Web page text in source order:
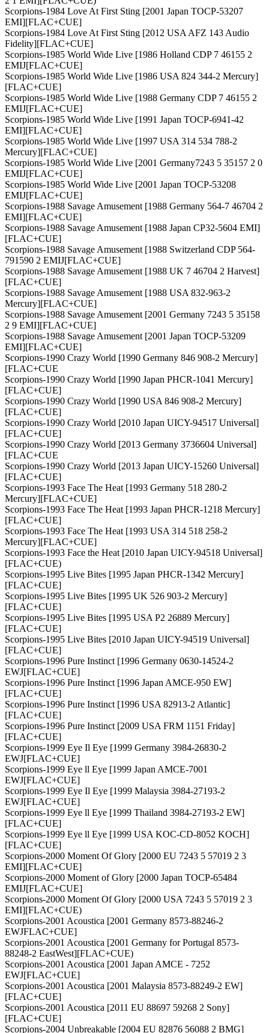
Scorpions-1984 Love At First Sting [2001 Japan TOCP-53207
EMI][FLAC+CUE]
Scorpions-1984 Love At First Sting [2012 USA AFZ 143 Audio
Fidelity][FLAC+CUE]
Scorpions-1985 World Wide Live [1986 Holland CDP 7 46155 2
EMIJ[FLAC+CUE]
Scorpions-1985 World Wide Live [1986 USA 824 344-2 Mercury]
[FLAC+CUE]
Scorpions-1985 World Wide Live [1988 Germany CDP 7 46155 2
EMIJ[FLAC+CUE]
Scorpions-1985 World Wide Live [1991 Japan TOCP-6941-42
EMI][FLAC+CUE]
Scorpions-1985 World Wide Live [1997 USA 314 534 788-2
Mercury][FLAC+CUE]
Scorpions-1985 World Wide Live [2001 Germany7243 5 35157 2 0
EMIJ[FLAC+CUE]
Scorpions-1985 World Wide Live [2001 Japan TOCP-53208
EMIJ[FLAC+CUE]
Scorpions-1988 Savage Amusement [1988 Germany 564-7 46704 2
EMI][FLAC+CUE]
Scorpions-1988 Savage Amusement [1988 Japan CP32-5604 EMI]
[FLAC+CUE]
Scorpions-1988 Savage Amusement [1988 Switzerland CDP 564-
791590 2 EMIJ[FLAC+CUE]
Scorpions-1988 Savage Amusement [1988 UK 7 46704 2 Harvest]
[FLAC+CUE]
Scorpions-1988 Savage Amusement [1988 USA 832-963-2
Mercury][FLAC+CUE]
Scorpions-1988 Savage Amusement [2001 Germany 7243 5 35158
2 9 EMI][FLAC+CUE]
Scorpions-1988 Savage Amusement [2001 Japan TOCP-53209
EMI][FLAC+CUE]
Scorpions-1990 Crazy World [1990 Germany 846 908-2 Mercury]
[FLAC+CUE
Scorpions-1990 Crazy World [1990 Japan PHCR-1041 Mercury]
[FLAC+CUE]
Scorpions-1990 Crazy World [1990 USA 846 908-2 Mercury]
[FLAC+CUE]
Scorpions-1990 Crazy World [2010 Japan UICY-94517 Universal]
[FLAC+CUE]
Scorpions-1990 Crazy World [2013 Germany 3736604 Universal]
[FLAC+CUE
Scorpions-1990 Crazy World [2013 Japan UICY-15260 Universal]
[FLAC+CUE]
Scorpions-1993 Face The Heat [1993 Germany 518 280-2
Mercury][FLAC+CUE]
Scorpions-1993 Face The Heat [1993 Japan PHCR-1218 Mercury]
[FLAC+CUE]
Scorpions-1993 Face The Heat [1993 USA 314 518 258-2
Mercury][FLAC+CUE]
Scorpions-1993 Face the Heat [2010 Japan UICY-94518 Universal]
[FLAC+CUE)
Scorpions-1995 Live Bites [1995 Japan PHCR-1342 Mercury]
[FLAC+CUE]
Scorpions-1995 Live Bites [1995 UK 526 903-2 Mercury]
[FLAC+CUE]
Scorpions-1995 Live Bites [1995 USA P2 26889 Mercury]
[FLAC+CUE]
Scorpions-1995 Live Bites [2010 Japan UICY-94519 Universal]
[FLAC+CUE]
Scorpions-1996 Pure Instinct [1996 Germany 0630-14524-2
EWJ[FLAC+CUE]
Scorpions-1996 Pure Instinct [1996 Japan AMCE-950 EW]
[FLAC+CUE]
Scorpions-1996 Pure Instinct [1996 USA 82913-2 Atlantic]
[FLAC+CUE]
Scorpions-1996 Pure Instinct [2009 USA FRM 1151 Friday]
[FLAC+CUE]
Scorpions-1999 Eye Il Eye [1999 Germany 3984-26830-2
EWJ[FLAC+CUE]
Scorpions-1999 Eye ll Eye [1999 Japan AMCE-7001
EWJ[FLAC+CUE]
Scorpions-1999 Eye Il Eye [1999 Malaysia 3984-27193-2
EWJ[FLAC+CUE]
Scorpions-1999 Eye ll Eye [1999 Thailand 3984-27193-2 EW]
[FLAC+CUE]
Scorpions-1999 Eye ll Eye [1999 USA KOC-CD-8052 KOCH]
[FLAC+CUE]
Scorpions-2000 Moment Of Glory [2000 EU 7243 5 57019 2 3
EMI][FLAC+CUE]
Scorpions-2000 Moment of Glory [2000 Japan TOCP-65484
EMIJ[FLAC+CUE]
Scorpions-2000 Moment Of Glory [2000 USA 7243 5 57019 2 3
EMI][FLAC+CUE)
Scorpions-2001 Acoustica [2001 Germany 8573-88246-2
EWJFLAC+CUE]
Scorpions-2001 Acoustica [2001 Germany for Portugal 8573-
88248-2 EastWest][FLAC+CUE)
Scorpions-2001 Acoustica [2001 Japan AMCE - 7252
EWJ[FLAC+CUE]
Scorpions-2001 Acoustica [2001 Malaysia 8573-88249-2 EW]
[FLAC+CUE]
Scorpions-2001 Acoustica [2011 EU 88697 59268 2 Sony]
[FLAC+CUE]
Scorpions-2004 Unbreakable [2004 EU 82876 56088 2 BMG]